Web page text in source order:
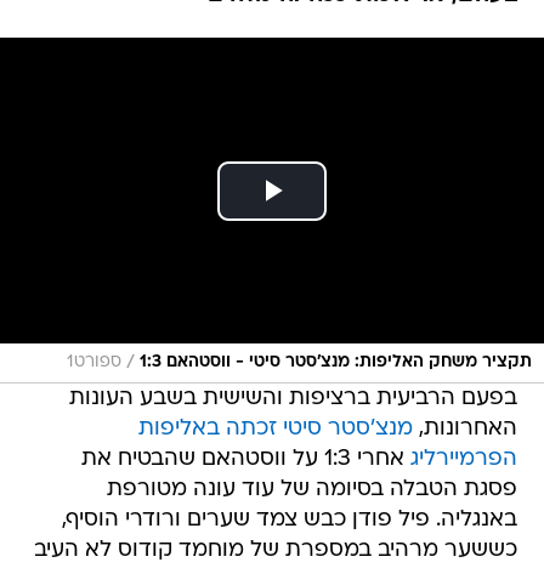
תקציר משחק האליפות: מנצ'סטר סיטי - ווסטהאם 1:3 / ספורט1
בפעם הרביעית ברציפות והשישית בשבע העונות
האחרונות,מנצ'סטר סיטי זכתה באליפות
הפרמיירליג
אחרי 1:3 על ווסטהאם שהבטיח את
פסגת הטבלה בסיומה של עוד עונה מטורפת
באנגליה. פיל פודן כבש צמד שערים ורודרי הוסיף,
כששער מרהיב במספרת של מוחמד קודוס לא העיב